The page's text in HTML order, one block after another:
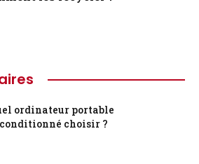
ordinateur portable
choisir ?